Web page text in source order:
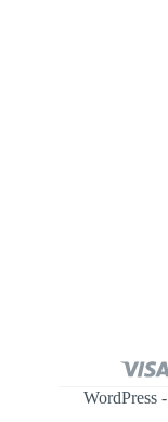
Copyright © 2026 شركة الوسام الإمارات - WordPress